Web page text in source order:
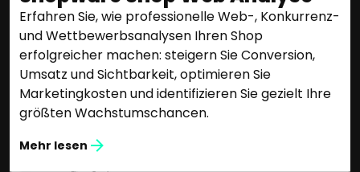
Erfahren Sie, wie professionelle Web-, Konkurrenz-
und Wettbewerbsanalysen Ihren Shop
erfolgreicher machen: steigern Sie Conversion,
Umsatz und Sichtbarkeit, optimieren Sie
Marketingkosten und identifizieren Sie gezielt Ihre
größten Wachstumschancen.
Mehr lesen